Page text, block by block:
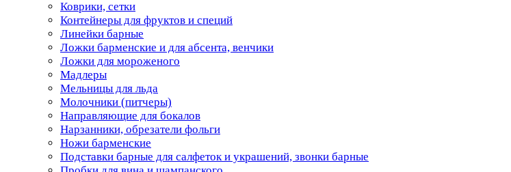
Коврики, сетки
Контейнеры для фруктов и специй
Линейки барные
Ложки барменские и для абсента, венчики
Ложки для мороженого
Мадлеры
Мельницы для льда
Молочники (питчеры)
Направляющие для бокалов
Нарзанники, обрезатели фольги
Ножи барменские
Подставки барные для салфеток и украшений, звонки барные